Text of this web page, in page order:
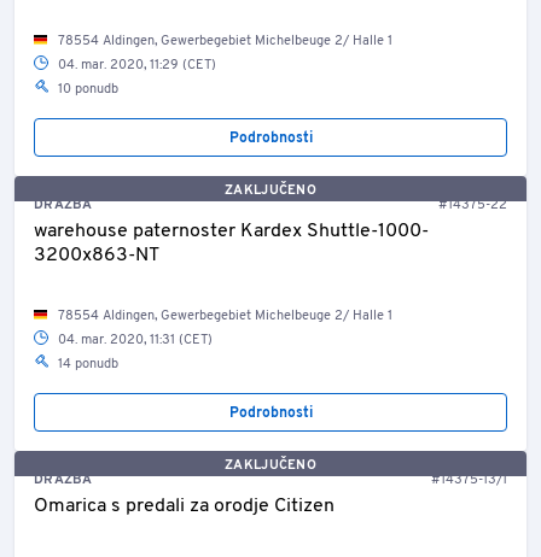
78554 Aldingen, Gewerbegebiet Michelbeuge 2/ Halle 1
04. mar. 2020, 11:29 (CET)
10 ponudb
Podrobnosti
ZAKLJUČENO
DRAŽBA
#14375-22
warehouse paternoster Kardex Shuttle-1000-
3200x863-NT
78554 Aldingen, Gewerbegebiet Michelbeuge 2/ Halle 1
04. mar. 2020, 11:31 (CET)
14 ponudb
Podrobnosti
ZAKLJUČENO
DRAŽBA
#14375-13/1
Omarica s predali za orodje Citizen